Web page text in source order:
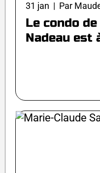
31 jan | Par
Le condo
Nadeau est